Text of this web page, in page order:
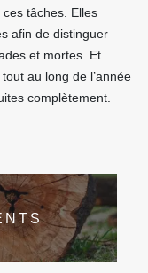
tâches. Elles
afin de distinguer
et mortes. Et
au long de l’année
complètement.